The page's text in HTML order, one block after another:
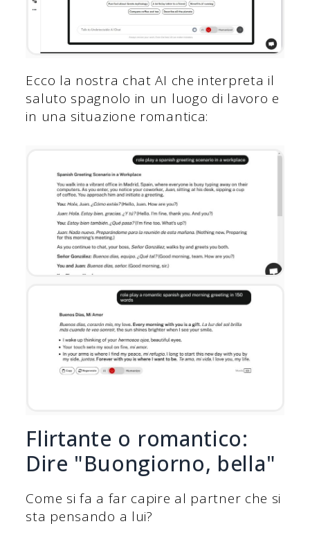
Ecco la nostra chat AI che interpreta il
saluto spagnolo in un luogo di lavoro e
in una situazione romantica:
Flirtante o romantico:
Dire "Buongiorno, bella"
Come si fa a far capire al partner che si
sta pensando a lui?